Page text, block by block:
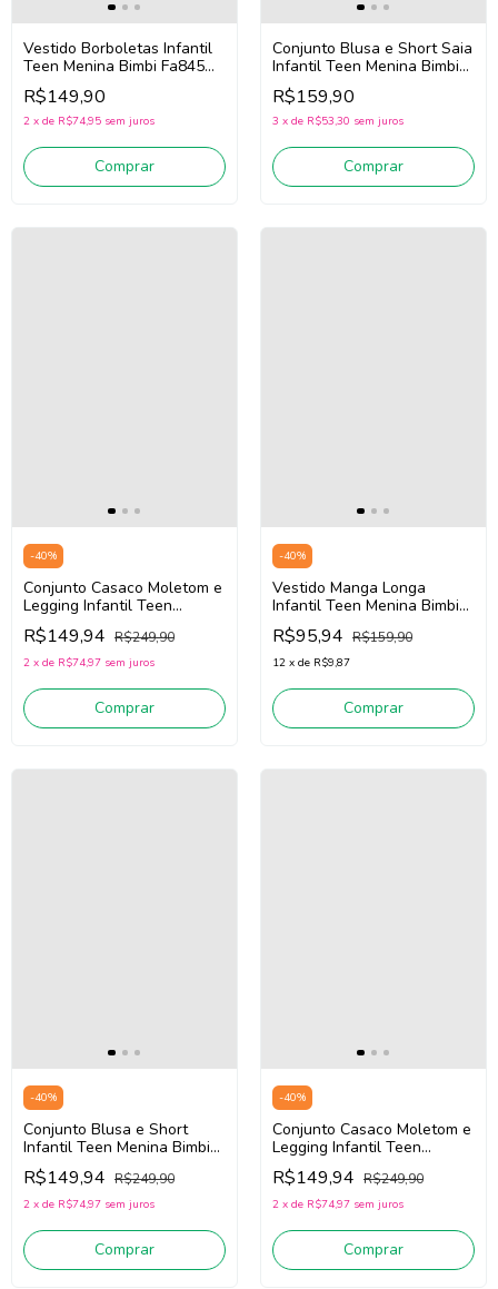
Vestido Borboletas Infantil
Teen Menina Bimbi Fa845
(Rosa/Amarelo)
R$149,90
2 x de R$74,95 sem juros
Comprar
Conjunto Blusa e Short Saia
Infantil Teen Menina Bimbi
Fb144 (/Off White/Azul)
R$159,90
3 x de R$53,30 sem juros
Comprar
-40%
Conjunto Casaco Moletom e
Legging Infantil Teen
Menina Bimbi FA797
(Verde/Rosa)
R$149,94 R$249,90
2 x de R$74,97 sem juros
Comprar
-40%
Vestido Manga Longa
Infantil Teen Menina Bimbi
FA441 (Off White/Lilás)
R$95,94 R$159,90
12 x de R$9,87
Comprar
-40%
Conjunto Blusa e Short
Infantil Teen Menina Bimbi
FB104 (Off White/Vinho)
R$149,94 R$249,90
2 x de R$74,97 sem juros
Comprar
-40%
Conjunto Casaco Moletom e
Legging Infantil Teen
Menina Bimbi FB094 (Off
White/Vinho)
R$149,94 R$249,90
2 x de R$74,97 sem juros
Comprar